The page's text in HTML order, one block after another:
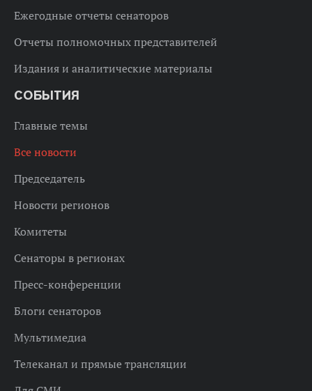
Ежегодные отчеты сенаторов
Отчеты полномочных представителей
Издания и аналитические материалы
СОБЫТИЯ
Главные темы
Все новости
Председатель
Новости регионов
Комитеты
Сенаторы в регионах
Пресс-конференции
Блоги сенаторов
Мультимедиа
Телеканал и прямые трансляции